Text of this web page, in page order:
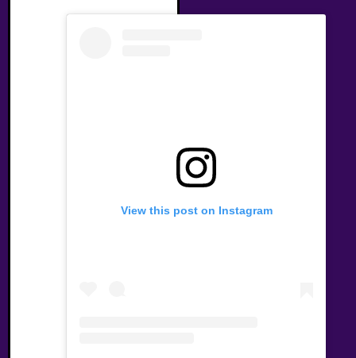
View this post on Instagram